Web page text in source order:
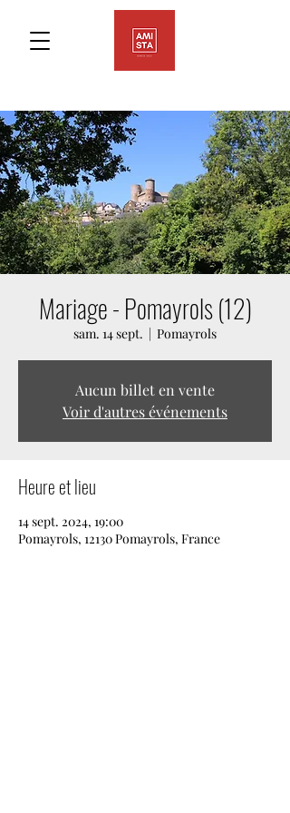
Mariage - Pomayrols (12)
sam. 14 sept.
  |
Pomayrols
Aucun billet en vente
Voir d'autres événements
Heure et lieu
14 sept. 2024, 19:00
Pomayrols, 12130 Pomayrols, France